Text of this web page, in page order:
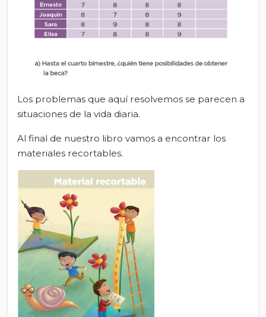
Los problemas que aquí resolvemos se parecen a
situaciones de la vida diaria.
Al final de nuestro libro vamos a encontrar los
materiales recortables.